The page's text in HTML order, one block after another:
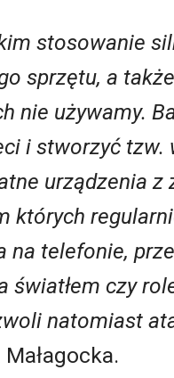
stosowanie
sprzętu, a
nie używamy.
i stworzyć
urządzenia
których
na telefonie,
światłem czy
natomiast